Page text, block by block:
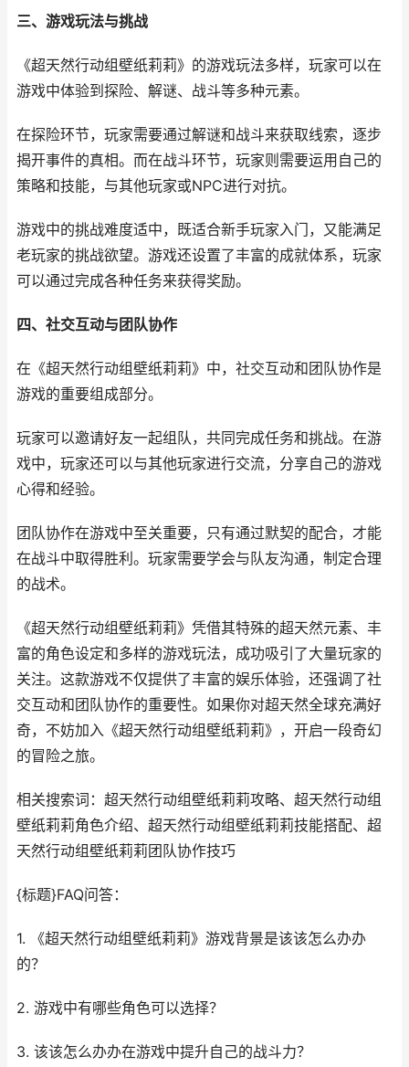
三、游戏玩法与挑战
《超天然行动组壁纸莉莉》的游戏玩法多样，玩家可以在
游戏中体验到探险、解谜、战斗等多种元素。
在探险环节，玩家需要通过解谜和战斗来获取线索，逐步
揭开事件的真相。而在战斗环节，玩家则需要运用自己的
策略和技能，与其他玩家或NPC进行对抗。
游戏中的挑战难度适中，既适合新手玩家入门，又能满足
老玩家的挑战欲望。游戏还设置了丰富的成就体系，玩家
可以通过完成各种任务来获得奖励。
四、社交互动与团队协作
在《超天然行动组壁纸莉莉》中，社交互动和团队协作是
游戏的重要组成部分。
玩家可以邀请好友一起组队，共同完成任务和挑战。在游
戏中，玩家还可以与其他玩家进行交流，分享自己的游戏
心得和经验。
团队协作在游戏中至关重要，只有通过默契的配合，才能
在战斗中取得胜利。玩家需要学会与队友沟通，制定合理
的战术。
《超天然行动组壁纸莉莉》凭借其特殊的超天然元素、丰
富的角色设定和多样的游戏玩法，成功吸引了大量玩家的
关注。这款游戏不仅提供了丰富的娱乐体验，还强调了社
交互动和团队协作的重要性。如果你对超天然全球充满好
奇，不妨加入《超天然行动组壁纸莉莉》，开启一段奇幻
的冒险之旅。
相关搜索词：超天然行动组壁纸莉莉攻略、超天然行动组
壁纸莉莉角色介绍、超天然行动组壁纸莉莉技能搭配、超
天然行动组壁纸莉莉团队协作技巧
{标题}FAQ问答：
1. 《超天然行动组壁纸莉莉》游戏背景是该该怎么办办
的？
2. 游戏中有哪些角色可以选择？
3. 该该怎么办办在游戏中提升自己的战斗力？